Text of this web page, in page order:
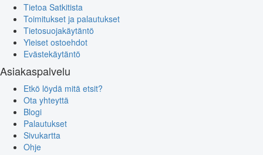
Tietoa Satkitista
Toimitukset ja palautukset
Tietosuojakäytäntö
Yleiset ostoehdot
Evästekäytäntö
Asiakaspalvelu
Etkö löydä mitä etsit?
Ota yhteyttä
Blogi
Palautukset
Sivukartta
Ohje